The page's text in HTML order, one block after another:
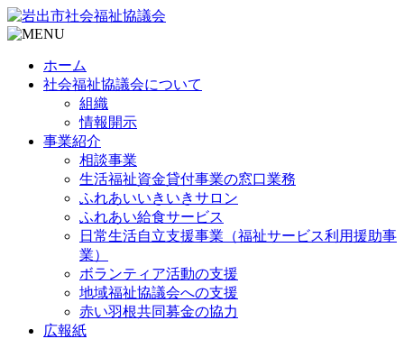
ホーム
社会福祉協議会について
組織
情報開示
事業紹介
相談事業
生活福祉資金貸付事業の窓口業務
ふれあいいきいきサロン
ふれあい給食サービス
日常生活自立支援事業（福祉サービス利用援助事
業）
ボランティア活動の支援
地域福祉協議会への支援
赤い羽根共同募金の協力
広報紙